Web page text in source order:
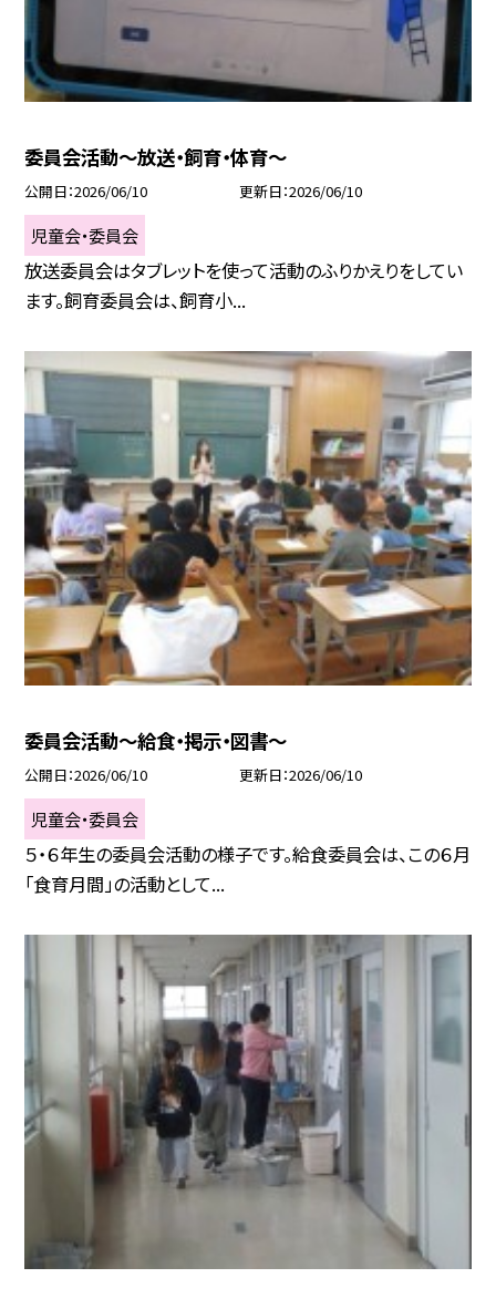
委員会活動～放送・飼育・体育～
公開日 2026/06/10 更新日 2026/06/10
児童会・委員会
放送委員会はタブレットを使って活動のふりかえりをしてい
ます。飼育委員会は、飼育小...
委員会活動～給食・掲示・図書～
公開日 2026/06/10 更新日 2026/06/10
児童会・委員会
５・６年生の委員会活動の様子です。給食委員会は、この６月
「食育月間」の活動として...